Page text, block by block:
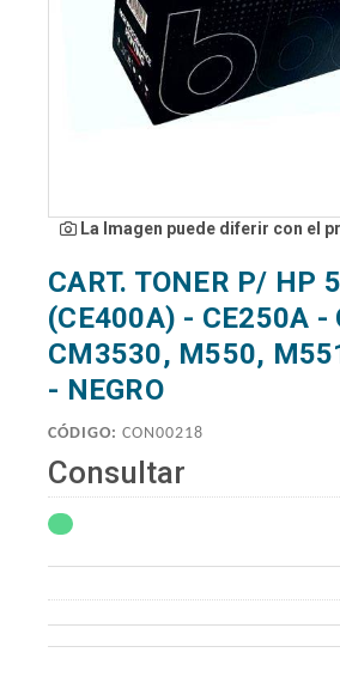
La Imagen puede diferir con el
CART. TONER P/ HP
(CE400A) - CE250A -
CM3530, M550,
- NEGRO
CÓDIGO: CON00218
Consultar